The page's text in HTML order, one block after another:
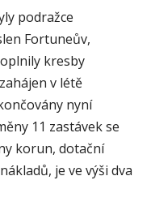
podražce
Fortuneův,
kresby
v létě
nyní
11 zastávek se
korun, dotační
je ve výši dva